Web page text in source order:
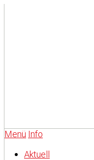
Menü Info
Aktuell